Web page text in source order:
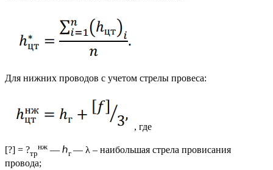
Для нижних проводов с учетом стрелы провеса:
, где
[?] = ?тр
нж — ℎг — λ – наибольшая стрела провисания
провода;